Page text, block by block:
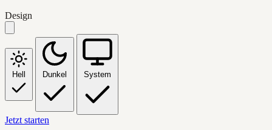
Design
Hell Dunkel System
Jetzt starten